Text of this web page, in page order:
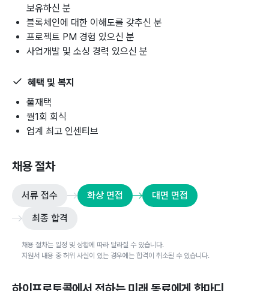
보유하신 분
블록체인에 대한 이해도를 갖추신 분
프로젝트 PM 경험 있으신 분
사업개발 및 소싱 경력 있으신 분
혜택 및 복지
풀재택
월1회 회식
업계 최고 인센티브
채용 절차
서류 접수 화상 면접
대면 면접
최종 합격
채용 절차는 일정 및 상황에 따라 달라질 수 있습니다.
지원서 내용 중 허위 사실이 있는 경우에는 합격이 취소될 수 있습니다.